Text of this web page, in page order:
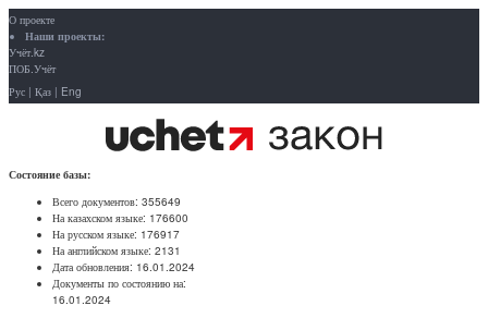
О проекте
Наши проекты:
Учёт.kz
ПОБ.Учёт
Рус | Қаз | Eng
Состояние базы:
Всего документов: 355649
На казахском языке: 176600
На русском языке: 176917
На английском языке: 2131
Дата обновления: 16.01.2024
Документы по состоянию на:
16.01.2024